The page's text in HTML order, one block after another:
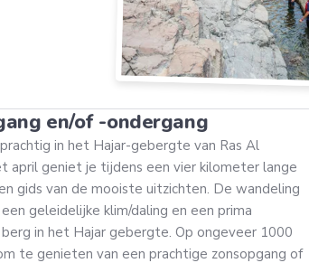
en/of -ondergang
in het Hajar-gebergte van Ras Al
april geniet je tijdens een vier kilometer lange
gids van de mooiste uitzichten. De wandeling
geleidelijke klim/daling en een prima
in het Hajar gebergte. Op ongeveer 1000
te genieten van een prachtige zonsopgang of